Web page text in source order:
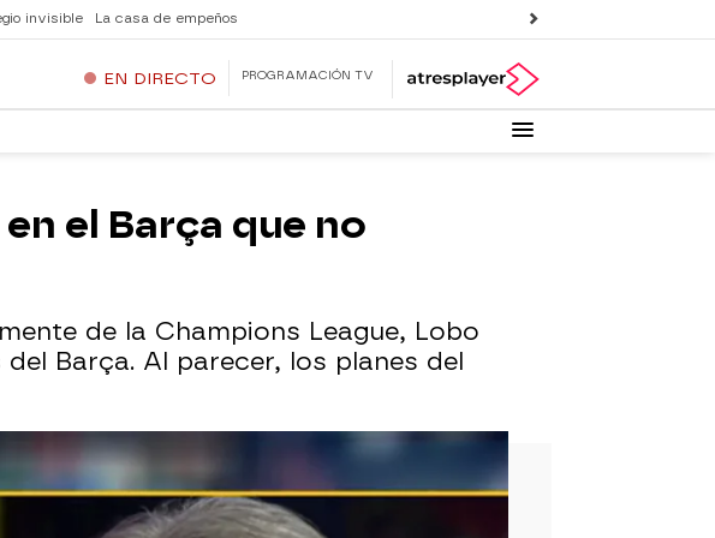
invisible La casa de empeños
EN DIRECTO PROGRAMACIÓN TV
el Barça que no
de la Champions League, Lobo
Barça. Al parecer, los planes del